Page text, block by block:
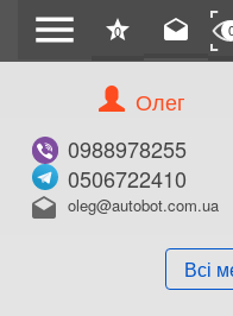
menu star
0 drafts
Олег
0988978255
0506722410
drafts oleg@autobot.com.ua
Всі